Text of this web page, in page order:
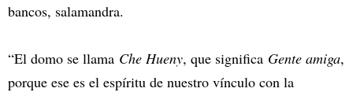
bancos, salamandra.
“El domo se llama Che Hueny, que significa Gente amiga,
porque ese es el espíritu de nuestro vínculo con la